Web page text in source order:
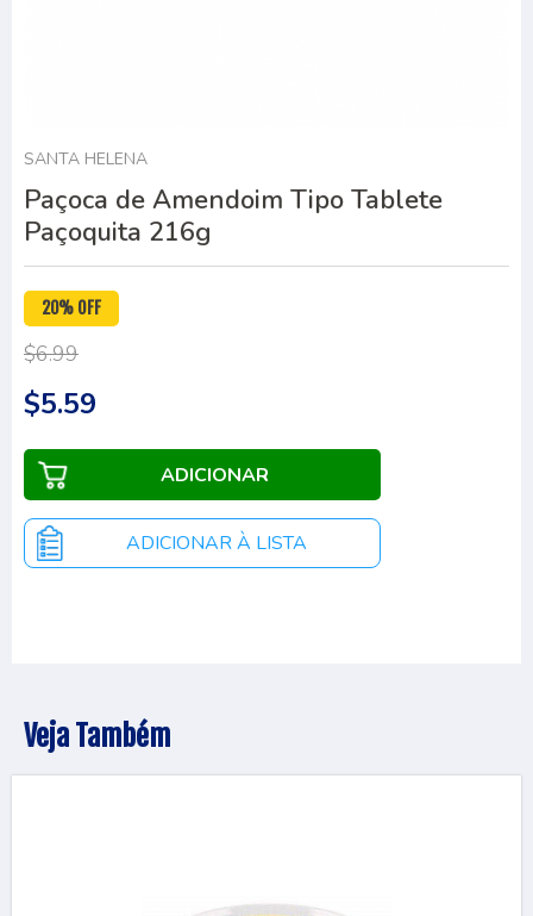
SANTA HELENA
Paçoca de Amendoim Tipo Tablete
Paçoquita 216g
20% OFF
$6.99
$5.59
Veja Também